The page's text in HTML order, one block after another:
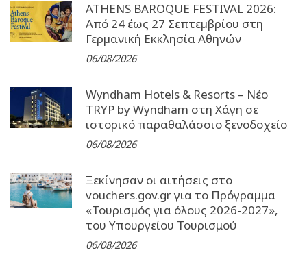
ATHENS BAROQUE FESTIVAL 2026:
Από 24 έως 27 Σεπτεµβρίου στη
Γερµανική Εκκλησία Αθηνών
06/08/2026
Wyndham Hotels & Resorts – Νέο
TRYP by Wyndham στη Χάγη σε
ιστορικό παραθαλάσσιο ξενοδοχείο
06/08/2026
Ξεκίνησαν οι αιτήσεις στο
vouchers.gov.gr για το Πρόγραμμα
«Τουρισμός για όλους 2026-2027»,
του Υπουργείου Τουρισμού
06/08/2026